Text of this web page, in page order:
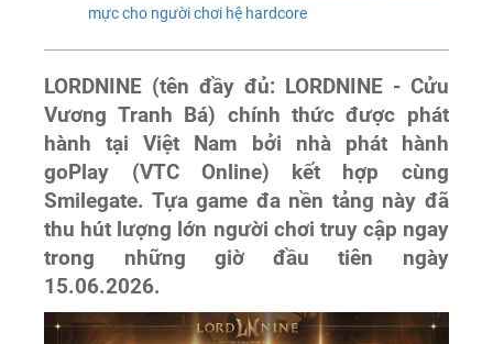
mực cho người chơi hệ hardcore
LORDNINE (tên đầy đủ: LORDNINE - Cửu
Vương Tranh Bá) chính thức được phát
hành tại Việt Nam bởi nhà phát hành
goPlay (VTC Online) kết hợp cùng
Smilegate. Tựa game đa nền tảng này đã
thu hút lượng lớn người chơi truy cập ngay
trong những giờ đầu tiên ngày
15.06.2026.